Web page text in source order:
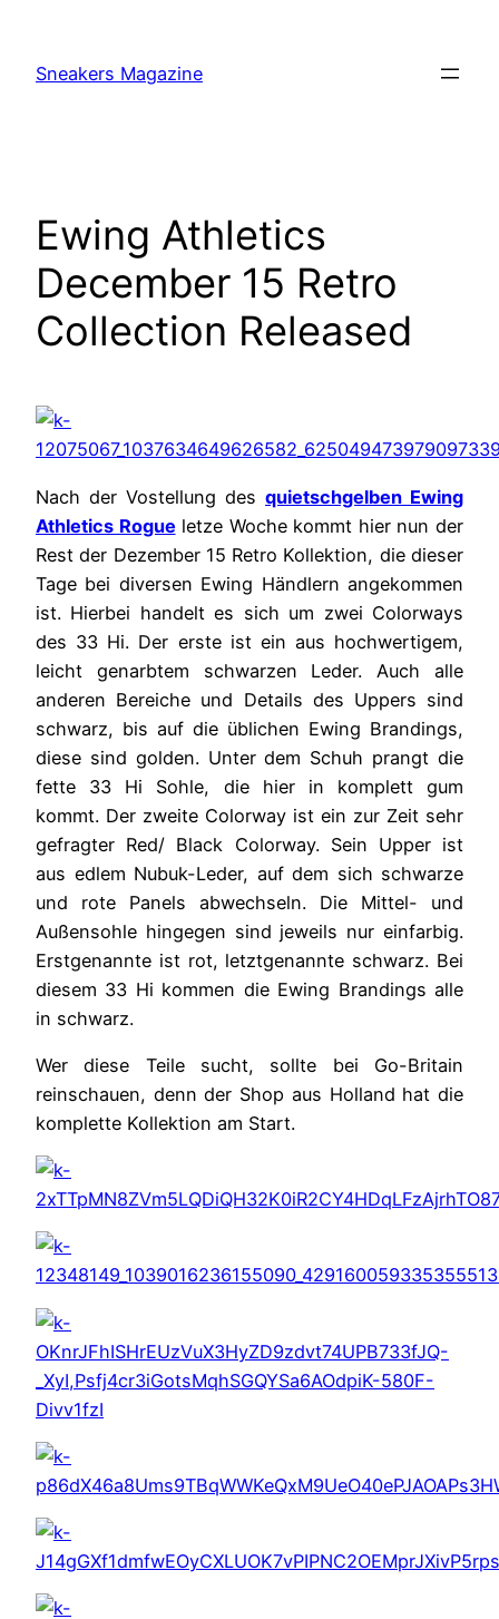
content
Sneakers Magazine
Ewing Athletics
December 15 Retro
Collection Released
Nach der Vostellung des quietschgelben Ewing
Athletics Rogue letze Woche kommt hier nun der
Rest der Dezember 15 Retro Kollektion, die dieser
Tage bei diversen Ewing Händlern angekommen
ist. Hierbei handelt es sich um zwei Colorways
des 33 Hi. Der erste ist ein aus hochwertigem,
leicht genarbtem schwarzen Leder. Auch alle
anderen Bereiche und Details des Uppers sind
schwarz, bis auf die üblichen Ewing Brandings,
diese sind golden. Unter dem Schuh prangt die
fette 33 Hi Sohle, die hier in komplett gum
kommt. Der zweite Colorway ist ein zur Zeit sehr
gefragter Red/ Black Colorway. Sein Upper ist
aus edlem Nubuk-Leder, auf dem sich schwarze
und rote Panels abwechseln. Die Mittel- und
Außensohle hingegen sind jeweils nur einfarbig.
Erstgenannte ist rot, letztgenannte schwarz. Bei
diesem 33 Hi kommen die Ewing Brandings alle
in schwarz.
Wer diese Teile sucht, sollte bei Go-Britain
reinschauen, denn der Shop aus Holland hat die
komplette Kollektion am Start.